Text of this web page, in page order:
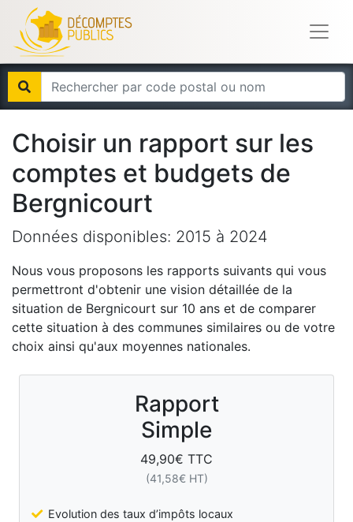
Choisir un rapport sur les
comptes et budgets de
Bergnicourt
Données disponibles: 2015 à 2024
Nous vous proposons les rapports suivants qui vous
permettront d'obtenir une vision détaillée de la
situation de Bergnicourt sur 10 ans et de comparer
cette situation à des communes similaires ou de votre
choix ainsi qu'aux moyennes nationales.
Rapport
Simple
49,90€ TTC
(41,58€ HT)
Evolution des taux d’impôts locaux